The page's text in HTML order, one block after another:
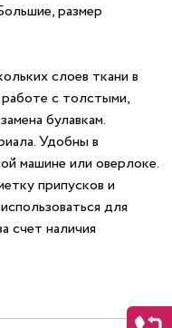
размер
слоев ткани в
работе с толстыми,
булавкам.
Удобны в
машине или оверлоке.
припусков и
для
счет наличия